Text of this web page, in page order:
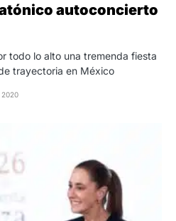
autoconcierto
todo lo alto una tremenda fiesta
trayectoria en México
2020